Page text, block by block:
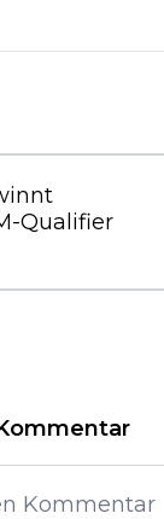
Qualifier